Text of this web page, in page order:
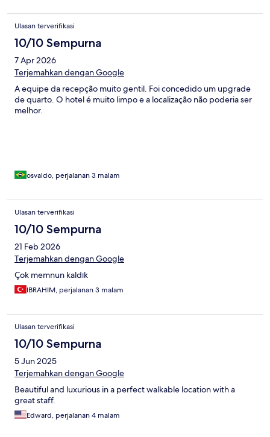
Ulasan terverifikasi
10/10 Sempurna
7 Apr 2026
Terjemahkan dengan Google
A equipe da recepção muito gentil. Foi concedido um upgrade
de quarto. O hotel é muito limpo e a localização não poderia ser
melhor.
osvaldo, perjalanan 3 malam
Ulasan terverifikasi
10/10 Sempurna
21 Feb 2026
Terjemahkan dengan Google
Çok memnun kaldık
IBRAHIM, perjalanan 3 malam
Ulasan terverifikasi
10/10 Sempurna
5 Jun 2025
Terjemahkan dengan Google
Beautiful and luxurious in a perfect walkable location with a
great staff.
Edward, perjalanan 4 malam